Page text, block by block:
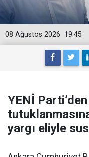
19:45
08 Ağustos 2026
YENİ
yargı eliyle